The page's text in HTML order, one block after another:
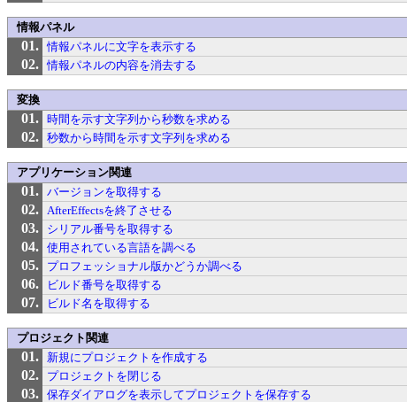
情報パネル
情報パネルに文字を表示する
情報パネルの内容を消去する
変換
時間を示す文字列から秒数を求める
秒数から時間を示す文字列を求める
アプリケーション関連
バージョンを取得する
AfterEffectsを終了させる
シリアル番号を取得する
使用されている言語を調べる
プロフェッショナル版かどうか調べる
ビルド番号を取得する
ビルド名を取得する
プロジェクト関連
新規にプロジェクトを作成する
プロジェクトを閉じる
保存ダイアログを表示してプロジェクトを保存する